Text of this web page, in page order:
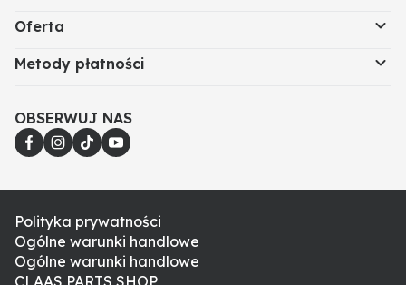
Oferta
Metody płatności
OBSERWUJ NAS
Polityka prywatności
Ogólne warunki handlowe
Ogólne warunki handlowe